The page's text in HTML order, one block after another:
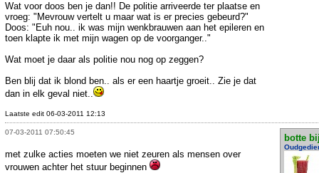
Wat voor doos ben je dan!! De politie arriveerde ter plaatse en
vroeg: "Mevrouw vertelt u maar wat is er precies gebeurd?"
Doos: "Euh nou.. ik was mijn wenkbrauwen aan het epileren en
toen klapte ik met mijn wagen op de voorganger.."
Wat moet je daar als politie nou nog op zeggen?
Ben blij dat ik blond ben.. als er een haartje groeit.. Zie je dat
dan in elk geval niet..
Laatste edit 06-03-2011 12:13
07-03-2011 07:50:45
botte
met zulke acties moeten we niet zeuren als mensen over
vrouwen achter het stuur beginnen